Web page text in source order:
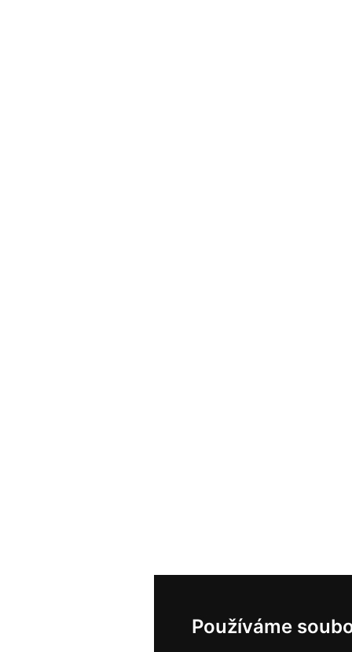
Používáme